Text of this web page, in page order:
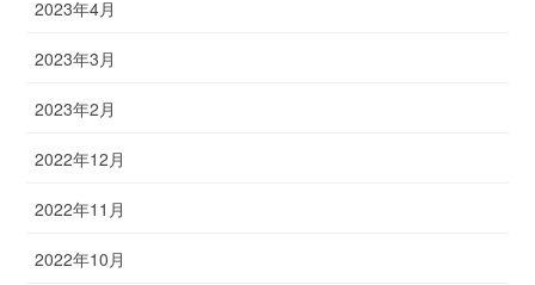
2023年4月
2023年3月
2023年2月
2022年12月
2022年11月
2022年10月